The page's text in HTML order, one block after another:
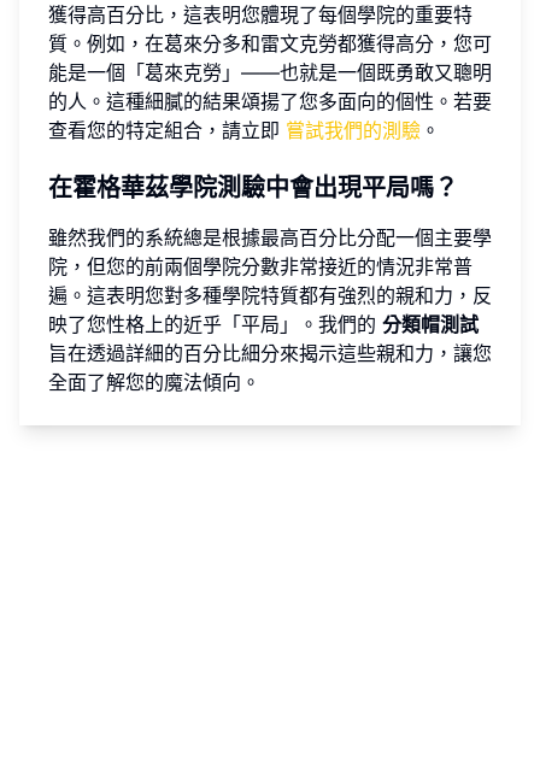
獲得高百分比，這表明您體現了每個學院的重要特
質。例如，在葛來分多和雷文克勞都獲得高分，您可
能是一個「葛來克勞」——也就是一個既勇敢又聰明
的人。這種細膩的結果頌揚了您多面向的個性。若要
查看您的特定組合，請立即 嘗試我們的測驗 。
在霍格華茲學院測驗中會出現平局嗎？
雖然我們的系統總是根據最高百分比分配一個主要學
院，但您的前兩個學院分數非常接近的情況非常普
遍。這表明您對多種學院特質都有強烈的親和力，反
映了您性格上的近乎「平局」。我們的 分類帽測試
旨在透過詳細的百分比細分來揭示這些親和力，讓您
全面了解您的魔法傾向。